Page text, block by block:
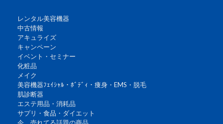
レンタル美容機器
中古情報
アキュライズ
キャンペーン
イベント・セミナー
化粧品
メイク
美容機器ﾌｪｲｼｬﾙ・ﾎﾞﾃﾞｨ・痩身・EMS・脱毛
肌診断器
エステ用品・消耗品
サプリ・食品・ダイエット